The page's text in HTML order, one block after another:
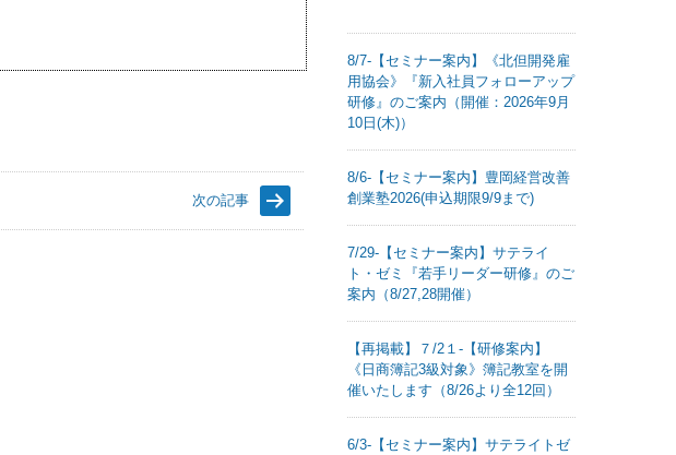
次の記事
8/7-【セミナー案内】《北但開発雇
用協会》『新入社員フォローアップ
研修』のご案内（開催：2026年9月
10日(木)）
8/6-【セミナー案内】豊岡経営改善
創業塾2026(申込期限9/9まで)
7/29-【セミナー案内】サテライ
ト・ゼミ『若手リーダー研修』のご
案内（8/27,28開催）
【再掲載】７/2１-【研修案内】
《日商簿記3級対象》簿記教室を開
催いたします（8/26より全12回）
6/3-【セミナー案内】サテライトゼ